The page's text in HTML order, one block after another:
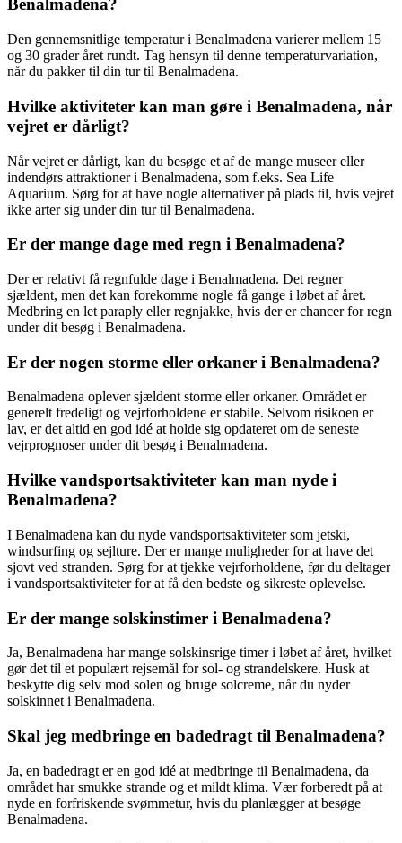
Benalmadena?
Den gennemsnitlige temperatur i Benalmadena varierer mellem 15
og 30 grader året rundt. Tag hensyn til denne temperaturvariation,
når du pakker til din tur til Benalmadena.
Hvilke aktiviteter kan man gøre i Benalmadena, når
vejret er dårligt?
Når vejret er dårligt, kan du besøge et af de mange museer eller
indendørs attraktioner i Benalmadena, som f.eks. Sea Life
Aquarium. Sørg for at have nogle alternativer på plads til, hvis vejret
ikke arter sig under din tur til Benalmadena.
Er der mange dage med regn i Benalmadena?
Der er relativt få regnfulde dage i Benalmadena. Det regner
sjældent, men det kan forekomme nogle få gange i løbet af året.
Medbring en let paraply eller regnjakke, hvis der er chancer for regn
under dit besøg i Benalmadena.
Er der nogen storme eller orkaner i Benalmadena?
Benalmadena oplever sjældent storme eller orkaner. Området er
generelt fredeligt og vejrforholdene er stabile. Selvom risikoen er
lav, er det altid en god idé at holde sig opdateret om de seneste
vejrprognoser under dit besøg i Benalmadena.
Hvilke vandsportsaktiviteter kan man nyde i
Benalmadena?
I Benalmadena kan du nyde vandsportsaktiviteter som jetski,
windsurfing og sejlture. Der er mange muligheder for at have det
sjovt ved stranden. Sørg for at tjekke vejrforholdene, før du deltager
i vandsportsaktiviteter for at få den bedste og sikreste oplevelse.
Er der mange solskinstimer i Benalmadena?
Ja, Benalmadena har mange solskinsrige timer i løbet af året, hvilket
gør det til et populært rejsemål for sol- og strandelskere. Husk at
beskytte dig selv mod solen og bruge solcreme, når du nyder
solskinnet i Benalmadena.
Skal jeg medbringe en badedragt til Benalmadena?
Ja, en badedragt er en god idé at medbringe til Benalmadena, da
området har smukke strande og et mildt klima. Vær forberedt på at
nyde en forfriskende svømmetur, hvis du planlægger at besøge
Benalmadena.